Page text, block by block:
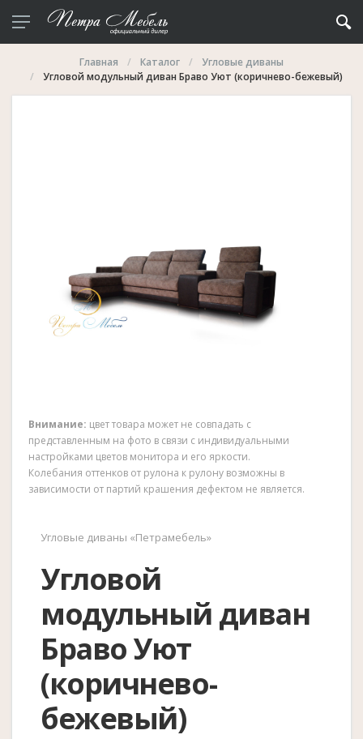
Главная Каталог
Угловые диваны
Угловой модульный диван Браво Уют (коричнево-бежевый)
Внимание: цвет товара может не совпадать с
представленным на фото в связи с индивидуальными
настройками цветов монитора и его яркости.
Колебания оттенков от рулона к рулону возможны в
зависимости от партий крашения дефектом не является.
Угловые диваны «Петрамебель»
Угловой
модульный диван
Браво Уют
(коричнево-
бежевый)